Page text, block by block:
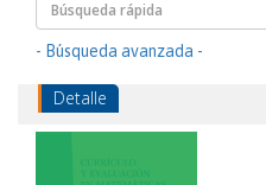
- Búsqueda avanzada -
Detalle